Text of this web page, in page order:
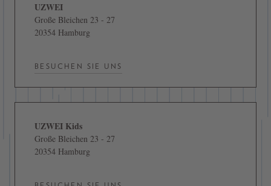
UZWEI
Große Bleichen 23 - 27
20354 Hamburg
BESUCHEN SIE UNS
UZWEI Kids
Große Bleichen 23 - 27
20354 Hamburg